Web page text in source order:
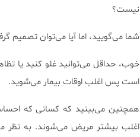
نیست؟
شما می‌گویید، اما آیا می‌توان
خوب، حداقل می‌توانید غلو كنید یا
است پس اغلب اوقات بیمار می‌شوید.
همچنین می‌بینید كه کسانی که
اغلب بیشتر مریض می‌شوند. ‌به نظر